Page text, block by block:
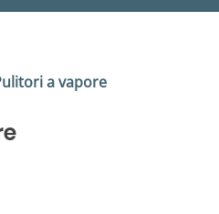
a vapore